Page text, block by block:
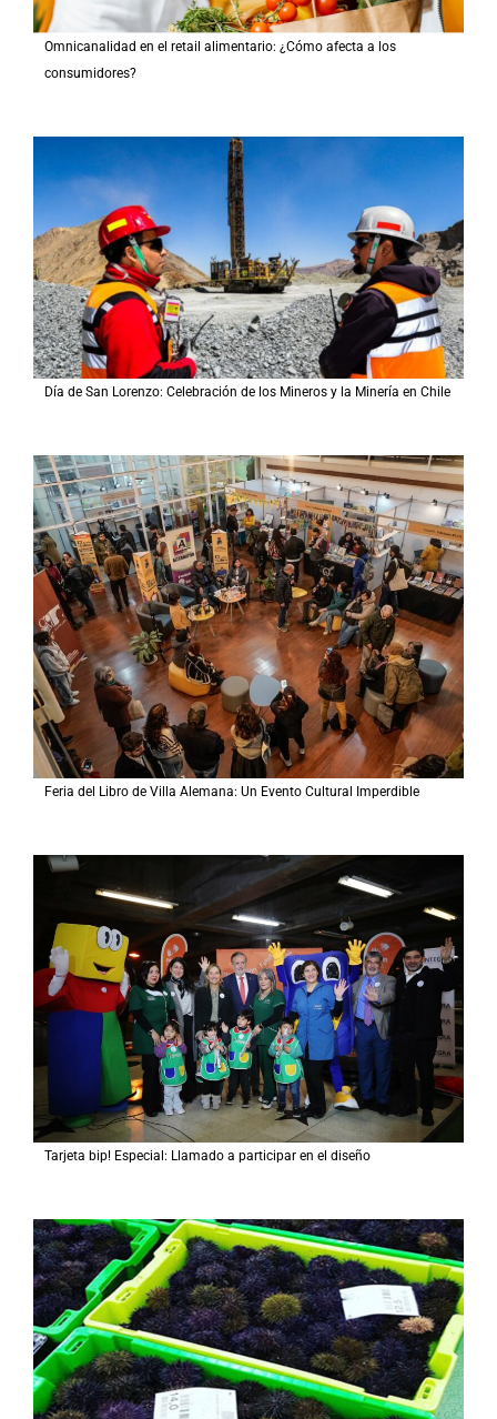
Omnicanalidad en el retail alimentario: ¿Cómo afecta a los
consumidores?
Día de San Lorenzo: Celebración de los Mineros y la Minería en Chile
Feria del Libro de Villa Alemana: Un Evento Cultural Imperdible
Tarjeta bip! Especial: Llamado a participar en el diseño